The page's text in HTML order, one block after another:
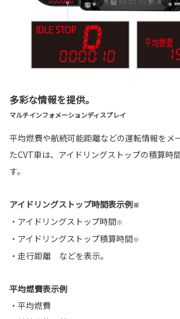
多彩な情報を提供。
マルチインフォメーションディスプレイ
平均燃費や航続可能距離などの運転情報をメ
たCVT車は、アイドリングストップの積算時
す。
アイドリングストップ時間表示例※
・アイドリングストップ時間※
・アイドリングストップ積算時間※
・走行距離 などを表示。
平均燃費表示例
・平均燃費